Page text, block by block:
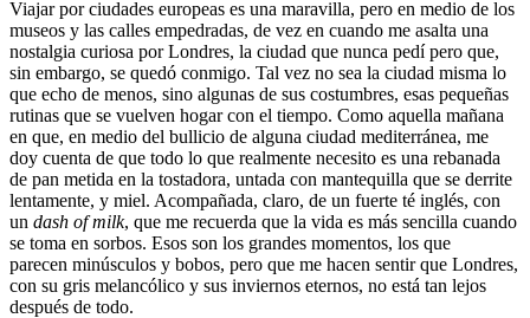
Viajar por ciudades europeas es una maravilla, pero en medio de los
museos y las calles empedradas, de vez en cuando me asalta una
nostalgia curiosa por Londres, la ciudad que nunca pedí pero que,
sin embargo, se quedó conmigo. Tal vez no sea la ciudad misma lo
que echo de menos, sino algunas de sus costumbres, esas pequeñas
rutinas que se vuelven hogar con el tiempo. Como aquella mañana
en que, en medio del bullicio de alguna ciudad mediterránea, me
doy cuenta de que todo lo que realmente necesito es una rebanada
de pan metida en la tostadora, untada con mantequilla que se derrite
lentamente, y miel. Acompañada, claro, de un fuerte té inglés, con
un dash of milk, que me recuerda que la vida es más sencilla cuando
se toma en sorbos. Esos son los grandes momentos, los que
parecen minúsculos y bobos, pero que me hacen sentir que Londres,
con su gris melancólico y sus inviernos eternos, no está tan lejos
después de todo.